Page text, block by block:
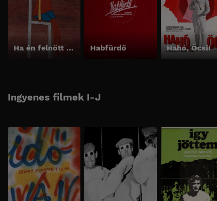
Ha én felnőtt volnék Habfürdő Hahó, Öcsi!
Ingyenes filmek I-J